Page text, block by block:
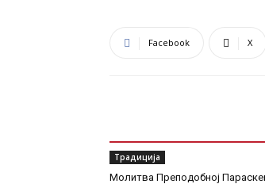
Facebook X
Традиција
Молитва Преподобној